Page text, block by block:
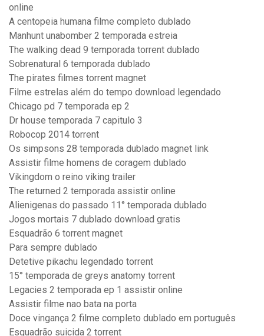
online
A centopeia humana filme completo dublado
Manhunt unabomber 2 temporada estreia
The walking dead 9 temporada torrent dublado
Sobrenatural 6 temporada dublado
The pirates filmes torrent magnet
Filme estrelas além do tempo download legendado
Chicago pd 7 temporada ep 2
Dr house temporada 7 capitulo 3
Robocop 2014 torrent
Os simpsons 28 temporada dublado magnet link
Assistir filme homens de coragem dublado
Vikingdom o reino viking trailer
The returned 2 temporada assistir online
Alienigenas do passado 11° temporada dublado
Jogos mortais 7 dublado download gratis
Esquadrão 6 torrent magnet
Para sempre dublado
Detetive pikachu legendado torrent
15° temporada de greys anatomy torrent
Legacies 2 temporada ep 1 assistir online
Assistir filme nao bata na porta
Doce vingança 2 filme completo dublado em português
Esquadrão suicida 2 torrent